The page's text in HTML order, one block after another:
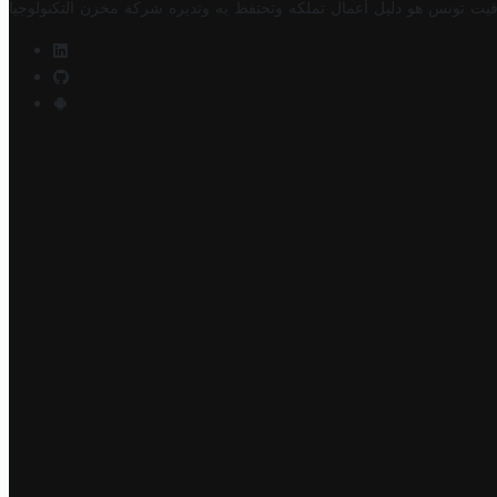
تونس هو دليل أعمال تملكه وتحتفظ به وتديره شركة مخزن التكنولوجيا